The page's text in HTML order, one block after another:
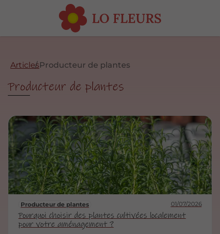
ArticlesProducteur de plantes
Producteur de plantes
Producteur de plantes 01/07/2026
Pourquoi choisir des plantes cultivées localement
pour votre aménagement ?